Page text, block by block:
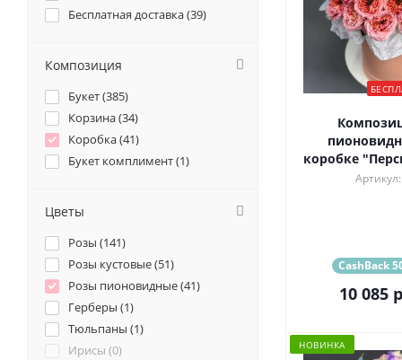
коробке
CashBack
10 085
НОВИНКА
Бесплатная доставка (39)
Композиция
Букет (385)
Корзина (34)
Коробка (41)
Букет комплимент (1)
Цветы
Розы (141)
Розы кустовые (51)
Розы пионовидные (41)
Герберы (1)
Тюльпаны (1)
Ирисы (0)